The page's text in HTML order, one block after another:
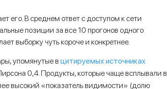
его. В среднем ответ с доступом к сети
позиции за все 10 прогонов одного
выборку чуть короче и конкретнее.
упомянутые в цитируемых источниках
0,4. Продукты, которые чаще всплывали в
высокий «показатель видимости» (долю